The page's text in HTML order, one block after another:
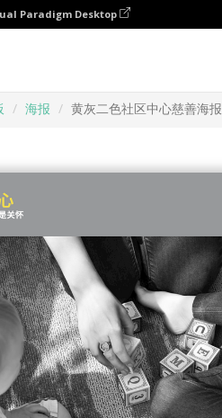
Paradigm Desktop
海报 黄灰二色社区中心慈善海报